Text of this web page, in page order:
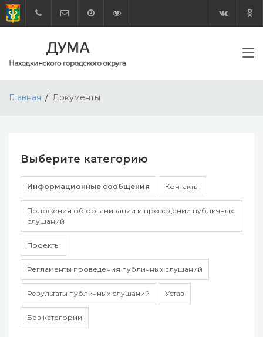
Главная Документы
Выберите категорию
Информационные сообщения Контакты
Положения об организации и проведении публичных
слушаний
Проекты
Регламенты проведения публичных слушаний
Результаты публичных слушаний Устав
Без категории